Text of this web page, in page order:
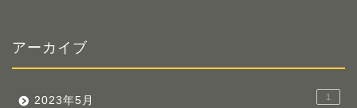
アーカイブ
2023年5月 1